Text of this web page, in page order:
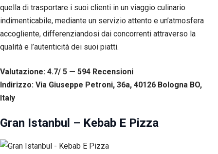
quella di trasportare i suoi clienti in un viaggio culinario
indimenticabile, mediante un servizio attento e un’atmosfera
accogliente, differenziandosi dai concorrenti attraverso la
qualità e l’autenticità dei suoi piatti.
Valutazione: 4.7/ 5 — 594 Recensioni
Indirizzo: Via Giuseppe Petroni, 36a, 40126 Bologna BO,
Italy
Gran Istanbul – Kebab E Pizza
disponibili.
Marketing
Condividendo i
comportamento
mentre visiti il
vedere contenuti